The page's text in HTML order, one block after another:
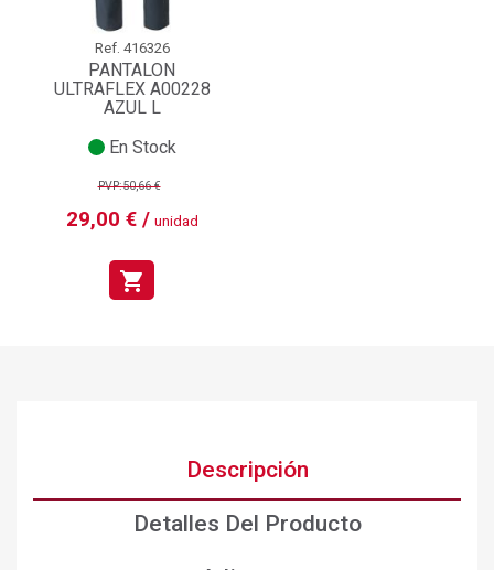
Ref. 416326
PANTALON
ULTRAFLEX A00228
AZUL L
En Stock
PVP:50,66 €
29,00 € / unidad
shopping_cart
Descripción
Detalles Del Producto